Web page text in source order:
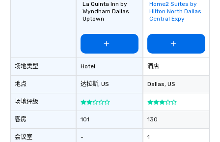
场地类型
地点
场地评级
客房
会议室
La Quinta Inn by
Wyndham Dallas
Uptown
Hotel
达拉斯, US
101
-
Removed from
favorites
Home2 Suites by
Hilton North Dallas
Central Expy
酒店
Dallas, US
130
1